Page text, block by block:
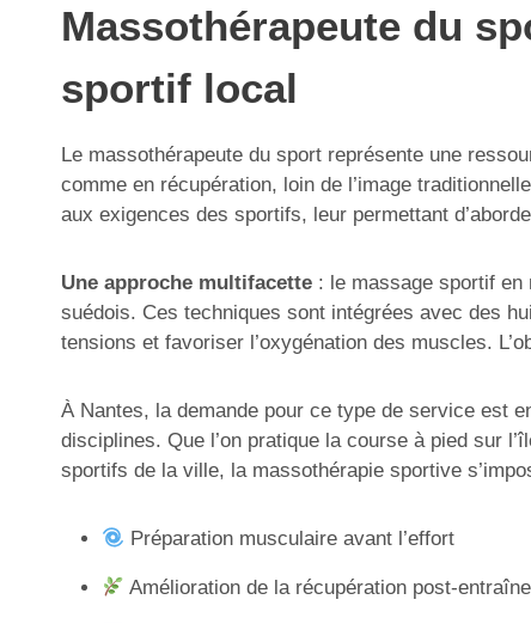
Massothérapeute du
sportif local
Le massothérapeute du sport représente une
comme en récupération, loin de l’image
aux exigences des sportifs, leur permettant
Une approche multifacette : le massage sportif en
suédois. Ces techniques sont intégrées avec des
tensions et favoriser l’oxygénation des muscles.
À Nantes, la demande pour ce type de service est
disciplines. Que l’on pratique la course à pied sur
sportifs de la ville, la massothérapie sportive
Préparation musculaire avant l’effort
Amélioration de la récupération post-